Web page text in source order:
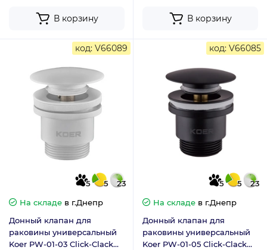
В корзину В корзину
код: V66089
5 5
23
На складе в г.Днепр
Донный клапан для
раковины универсальный
Koer PW-01-03 Click-Clack
код: V66085
5 5
23
На складе в г.Днепр
Донный клапан для
раковины универсальный
Koer PW-01-05 Click-Clack